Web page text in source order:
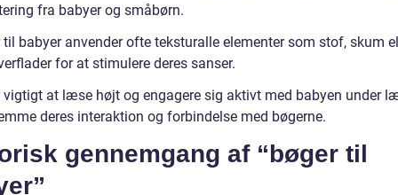
fra babyer og småbørn.
babyer anvender ofte teksturalle elementer som stof, skum
for at stimulere deres sanser.
vigtigt at læse højt og engagere sig aktivt med babyen under
deres interaktion og forbindelse med bøgerne.
gennemgang af “bøger til